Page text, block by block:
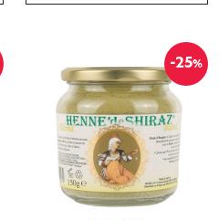
-25%